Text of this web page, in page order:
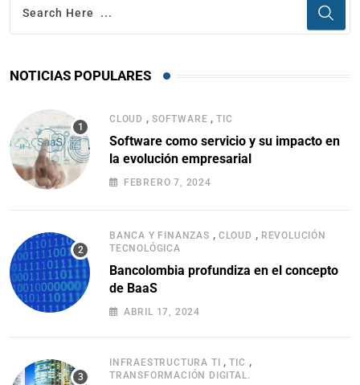
NOTICIAS POPULARES
CLOUD , SOFTWARE ,TIC
Software como servicio y su impacto en
la evolución empresarial
FEBRERO 7, 2024
BANCA Y FINANZAS , CLOUD , REVOLUCIÓN
TECNOLÓGICA
Bancolombia profundiza en el concepto
de BaaS
ABRIL 17, 2024
INFRAESTRUCTURA TI ,TIC ,
TRANSFORMACIÓN DIGITAL.